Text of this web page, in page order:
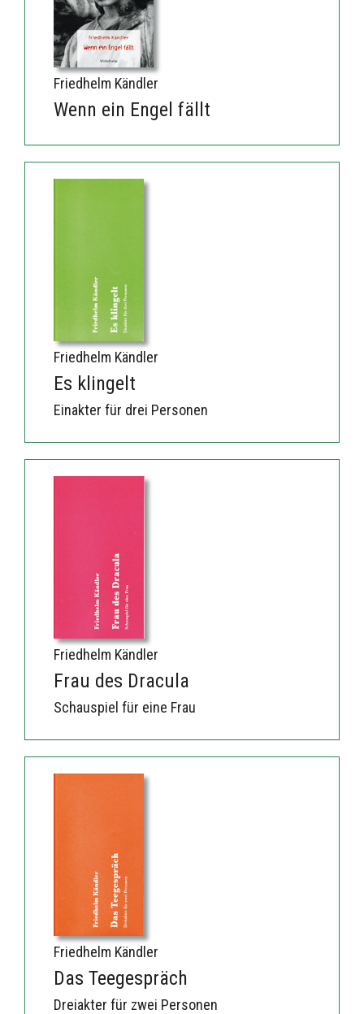
Friedhelm Kändler
Wenn ein Engel fällt
Friedhelm Kändler
Es klingelt
Einakter für drei Personen
Friedhelm Kändler
Frau des Dracula
Schauspiel für eine Frau
Friedhelm Kändler
Das Teegespräch
Dreiakter für zwei Personen